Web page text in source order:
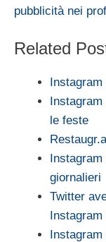
pubblicità nei
Related
le feste
Instagram
giornalieri
Twitter
Instagram
Instagram